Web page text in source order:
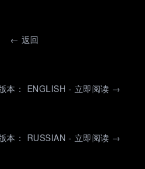
← 返回
本： ENGLISH - 立即阅读 →
本： RUSSIAN - 立即阅读 →